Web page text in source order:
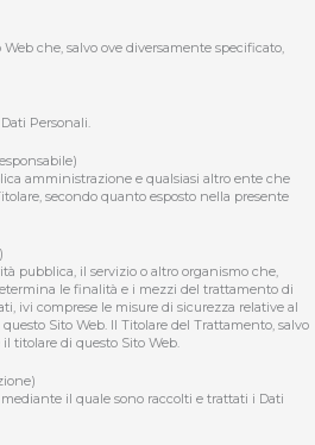
che, salvo ove diversamente specificato,
Personali.
amministrazione e qualsiasi altro ente che
secondo quanto esposto nella presente
pubblica, il servizio o altro organismo che,
le finalità e i mezzi del trattamento di
ivi comprese le misure di sicurezza relative al
Sito Web. Il Titolare del Trattamento, salvo
titolare di questo Sito Web.
il quale sono raccolti e trattati i Dati